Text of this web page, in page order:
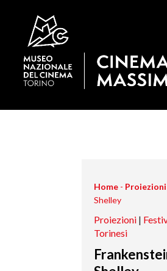
Home - Proiezioni
Shelley
Proiezioni |
Torinesi